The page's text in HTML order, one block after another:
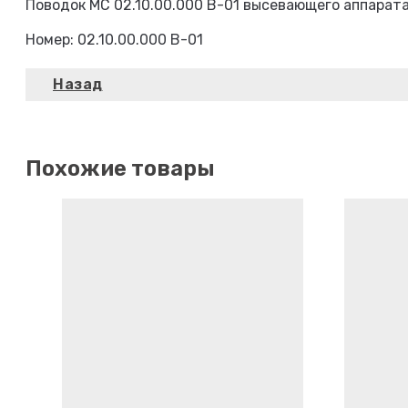
Поводок МС 02.10.00.000 В-01 высевающего
Номер: 02.10.00.000 В-01
Похожие товары